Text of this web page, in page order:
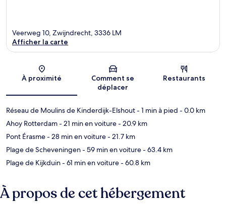
Carte
Veerweg 10, Zwijndrecht, 3336 LM
Afficher la carte
À proximité
Comment se
déplacer
Restaurants
Réseau de Moulins de Kinderdijk-Elshout- 1 min à pied - 0.0 km
Ahoy Rotterdam- 21 min en voiture- 20.9 km
Pont Érasme- 28 min en voiture- 21.7 km
Plage de Scheveningen- 59 min en voiture- 63.4 km
Plage de Kijkduin- 61 min en voiture- 60.8 km
À propos de cet hébergement